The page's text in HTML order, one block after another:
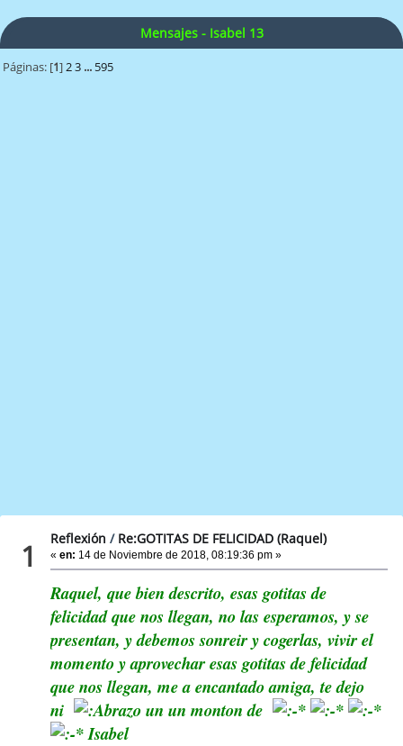
Mensajes - Isabel 13
Páginas: [1]2 3 ... 595
1 Reflexión / Re:GOTITAS DE FELICIDAD (Raquel)
«en: 14 de Noviembre de 2018, 08:19:36 pm »
Raquel, que bien descrito, esas gotitas de
felicidad que nos llegan, no las esperamos, y se
presentan, y debemos sonreir y cogerlas, vivir el
momento y aprovechar esas gotitas de felicidad
que nos llegan, me a encantado amiga, te dejo
ni
un un monton de
Isabel